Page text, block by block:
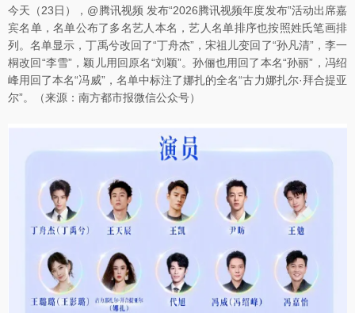
今天（23日），@腾讯视频 发布“2026腾讯视频年度发布”活动出席嘉
宾名单，名单公布了多名艺人本名，艺人名单排序也按照姓氏笔画排
列。名单显示，丁禹兮改回了“丁舟杰”，宋祖儿变回了“孙凡清”，李一
桐改回“李雪”，颖儿用回原名“刘颖”。孙俪也用回了本名“孙丽”，冯绍
峰用回了本名“冯威”，名单中标注了娜扎的全名“古力娜扎尔·拜合提亚
尔”。（来源：南方都市报微信公众号）